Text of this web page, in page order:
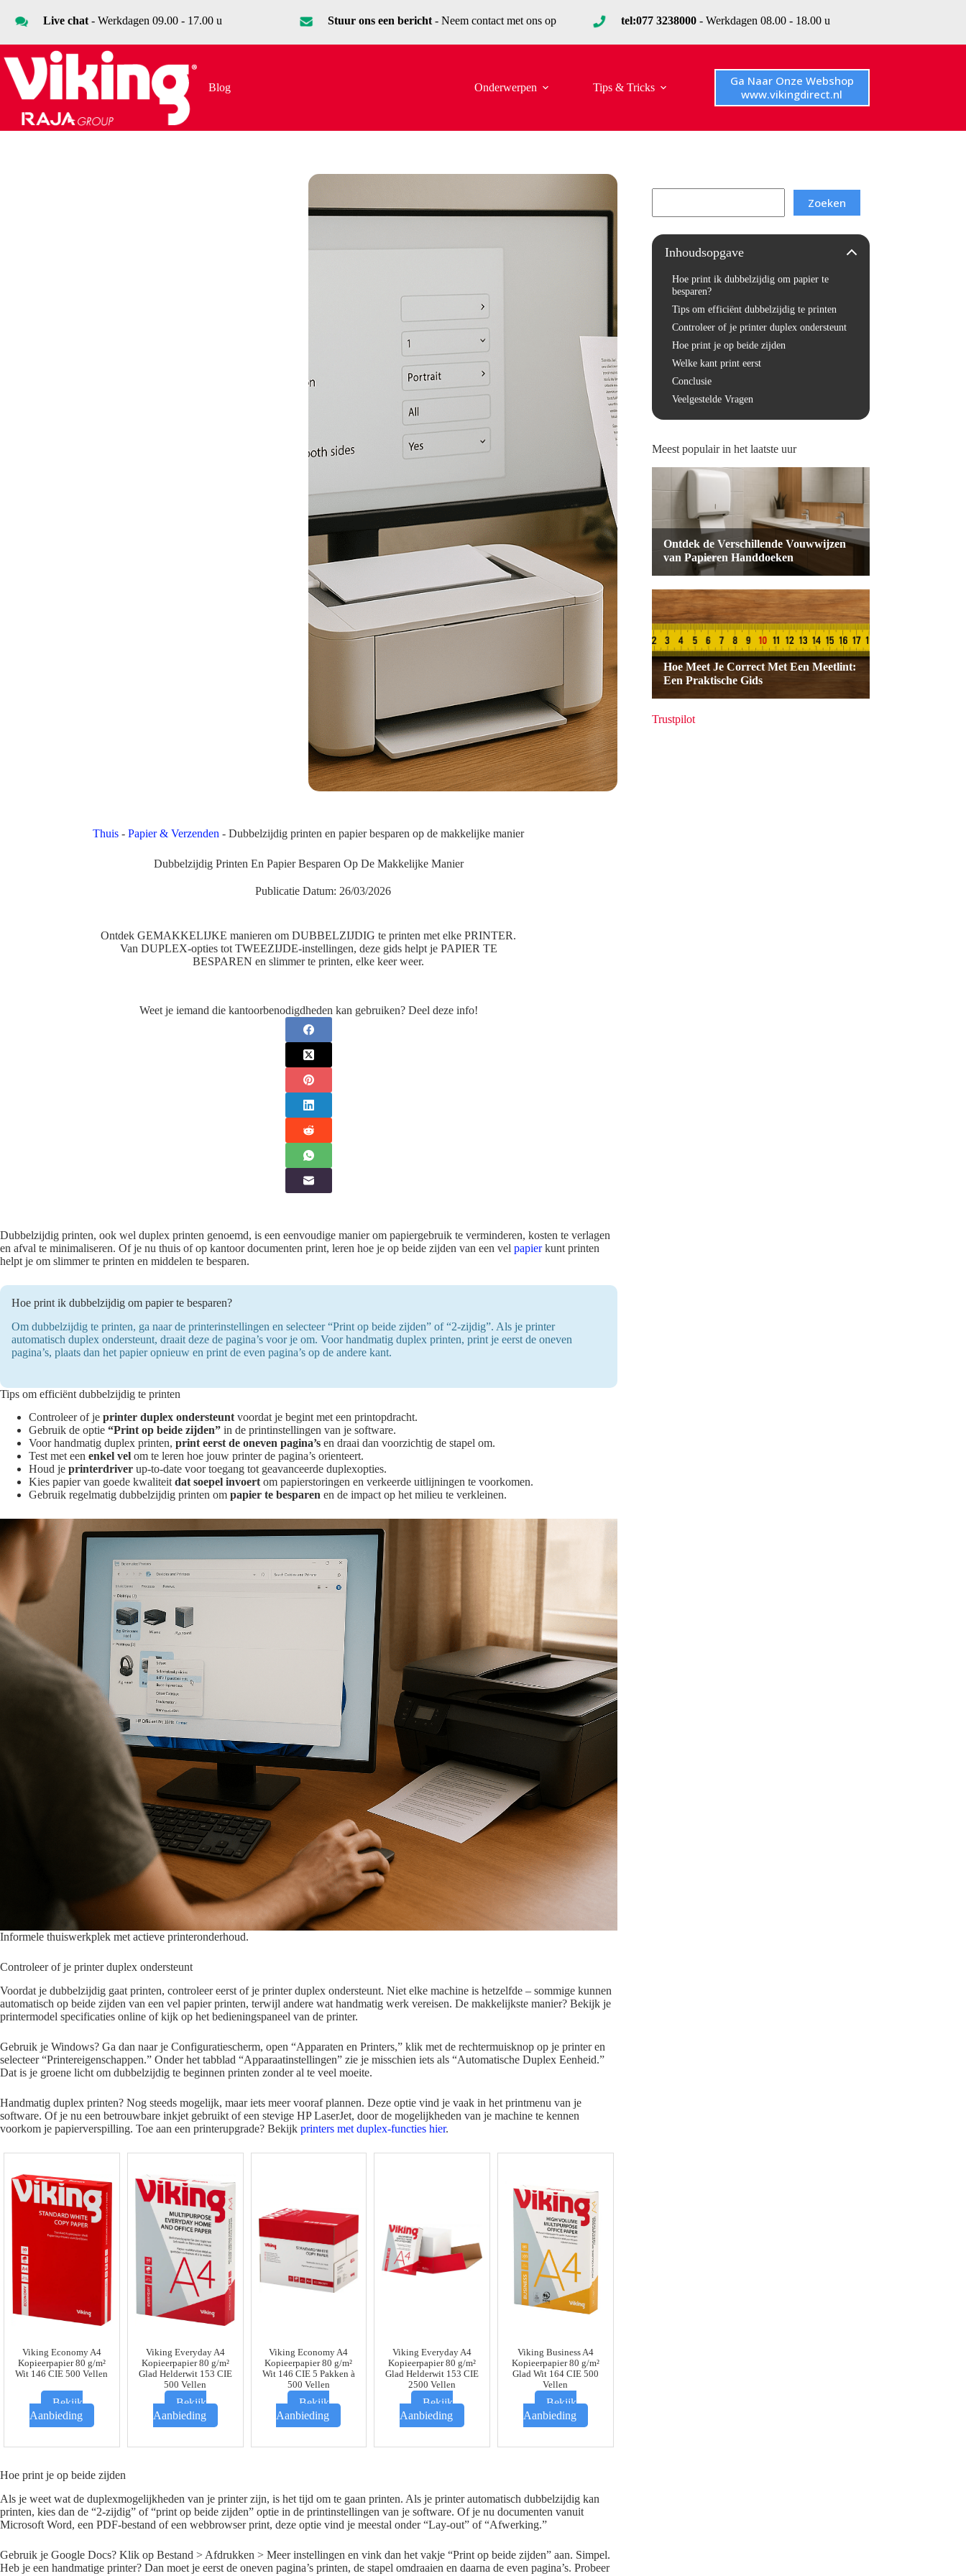
naar
inhoud
Live chat- Werkdagen 09.00 - 17.00 u Stuur ons een bericht- Neem contact met ons op tel:077 3238000- Werkdagen 08.00 - 18.00 u
Blog Onderwerpen Tips & Tricks
Ga Naar Onze Webshop
www.vikingdirect.nl
Thuis -Papier & Verzenden -Dubbelzijdig printen en papier besparen op de makkelijke manier
Dubbelzijdig Printen En Papier Besparen Op De Makkelijke Manier
Publicatie Datum: 26/03/2026
Ontdek GEMAKKELIJKE manieren om DUBBELZIJDIG te printen met elke PRINTER.
Van DUPLEX-opties tot TWEEZIJDE-instellingen, deze gids helpt je PAPIER TE
BESPAREN en slimmer te printen, elke keer weer.
Weet je iemand die kantoorbenodigdheden kan gebruiken? Deel deze info!
Dubbelzijdig printen, ook wel duplex printen genoemd, is een eenvoudige manier om papiergebruik te verminderen, kosten te verlagen
en afval te minimaliseren. Of je nu thuis of op kantoor documenten print, leren hoe je op beide zijden van een vel papierkunt printen
helpt je om slimmer te printen en middelen te besparen.
Hoe print ik dubbelzijdig om papier te besparen?
Om dubbelzijdig te printen, ga naar de printerinstellingen en selecteer “Print op beide zijden” of “2-zijdig”. Als je printer
automatisch duplex ondersteunt, draait deze de pagina’s voor je om. Voor handmatig duplex printen, print je eerst de oneven
pagina’s, plaats dan het papier opnieuw en print de even pagina’s op de andere kant.
Tips om efficiënt dubbelzijdig te printen
Controleer of je printer duplex ondersteuntvoordat je begint met een printopdracht.
Gebruik de optie “Print op beide zijden” in de printinstellingen van je software.
Voor handmatig duplex printen, print eerst de oneven pagina’s en draai dan voorzichtig de stapel om.
Test met een enkel vel om te leren hoe jouw printer de pagina’s orienteert.
Houd je printerdriver up-to-date voor toegang tot geavanceerde duplexopties.
Kies papier van goede kwaliteitdat soepel invoertom papierstoringen en verkeerde uitlijningen te voorkomen.
Gebruik regelmatig dubbelzijdig printen om papier te besparen en de impact op het milieu te verkleinen.
Informele thuiswerkplek met actieve printeronderhoud.
Controleer of je printer duplex ondersteunt
Voordat je dubbelzijdig gaat printen, controleer eerst of je printer duplex ondersteunt. Niet elke machine is hetzelfde – sommige kunnen
automatisch op beide zijden van een vel papier printen, terwijl andere wat handmatig werk vereisen. De makkelijkste manier? Bekijk je
printermodel specificaties online of kijk op het bedieningspaneel van de printer.
Gebruik je Windows? Ga dan naar je Configuratiescherm, open “Apparaten en Printers,” klik met de rechtermuisknop op je printer en
selecteer “Printereigenschappen.” Onder het tabblad “Apparaatinstellingen” zie je misschien iets als “Automatische Duplex Eenheid.”
Dat is je groene licht om dubbelzijdig te beginnen printen zonder al te veel moeite.
Handmatig duplex printen? Nog steeds mogelijk, maar iets meer vooraf plannen. Deze optie vind je vaak in het printmenu van je
software. Of je nu een betrouwbare inkjet gebruikt of een stevige HP LaserJet, door de mogelijkheden van je machine te kennen
voorkom je papierverspilling. Toe aan een printerupgrade? Bekijk printers met duplex-functies hier.
Viking Economy A4
Kopieerpapier 80 g/m²
Wit 146 CIE 500 Vellen
Bekijk
Aanbieding
Viking Everyday A4
Kopieerpapier 80 g/m²
Glad Helderwit 153 CIE
500 Vellen
Bekijk
Aanbieding
Viking Economy A4
Kopieerpapier 80 g/m²
Wit 146 CIE 5 Pakken à
500 Vellen
Bekijk
Aanbieding
Viking Everyday A4
Kopieerpapier 80 g/m²
Glad Helderwit 153 CIE
2500 Vellen
Bekijk
Aanbieding
Viking Business A4
Kopieerpapier 80 g/m²
Glad Wit 164 CIE 500
Vellen
Bekijk
Aanbieding
Hoe print je op beide zijden
Als je weet wat de duplexmogelijkheden van je printer zijn, is het tijd om te gaan printen. Als je printer automatisch dubbelzijdig kan
printen, kies dan de “2-zijdig” of “print op beide zijden” optie in de printinstellingen van je software. Of je nu documenten vanuit
Microsoft Word, een PDF-bestand of een webbrowser print, deze optie vind je meestal onder “Lay-out” of “Afwerking.”
Gebruik je Google Docs? Klik op Bestand > Afdrukken > Meer instellingen en vink dan het vakje “Print op beide zijden” aan. Simpel.
Heb je een handmatige printer? Dan moet je eerst de oneven pagina’s printen, de stapel omdraaien en daarna de even pagina’s. Probeer
Zoeken
Inhoudsopgave
Hoe print ik dubbelzijdig om papier te
besparen?
Tips om efficiënt dubbelzijdig te printen
Controleer of je printer duplex ondersteunt
Hoe print je op beide zijden
Welke kant print eerst
Conclusie
Veelgestelde Vragen
Meest populair in het laatste uur
Trustpilot